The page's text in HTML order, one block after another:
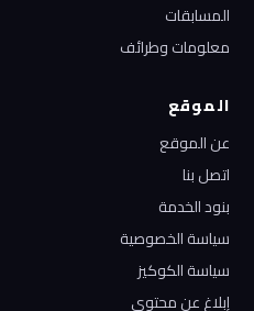
المسابقات
معلومات وطرائف
الموقع
عن الموقع
اتصل بنا
بنود الخدمة
سياسة الخصوصية
سياسة الكوكيز
إبلاغ عن محتوى